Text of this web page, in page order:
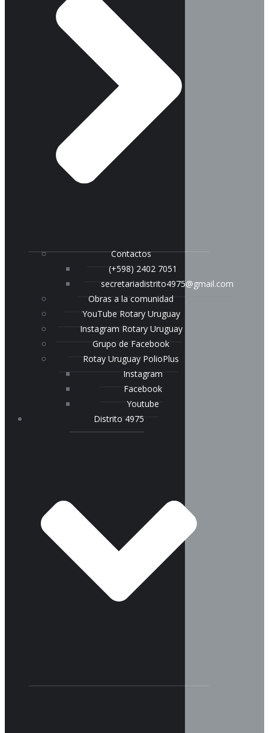
Contactos
(+598) 2402 7051
secretariadistrito4975@gmail.com
Obras a la comunidad
YouTube Rotary Uruguay
Instagram Rotary Uruguay
Grupo de Facebook
Rotay Uruguay PolioPlus
Instagram
Facebook
Youtube
Distrito 4975